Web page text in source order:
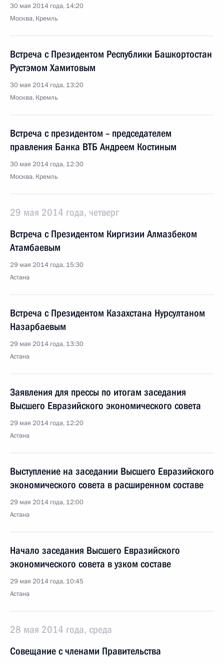
30 мая 2014 года, 14:20
Москва, Кремль
Встреча с Президентом Республики Башкортостан
Рустэмом Хамитовым
30 мая 2014 года, 13:20
Москва, Кремль
Встреча с президентом – председателем
правления Банка ВТБ Андреем Костиным
30 мая 2014 года, 12:30
Москва, Кремль
29 мая 2014 года, четверг
Встреча с Президентом Киргизии Алмазбеком
Атамбаевым
29 мая 2014 года, 15:30
Астана
Встреча с Президентом Казахстана Нурсултаном
Назарбаевым
29 мая 2014 года, 13:30
Астана
Заявления для прессы по итогам заседания
Высшего Евразийского экономического совета
29 мая 2014 года, 12:20
Астана
Выступление на заседании Высшего Евразийского
экономического совета в расширенном составе
29 мая 2014 года, 12:00
Астана
Начало заседания Высшего Евразийского
экономического совета в узком составе
29 мая 2014 года, 10:45
Астана
28 мая 2014 года, среда
Совещание с членами Правительства